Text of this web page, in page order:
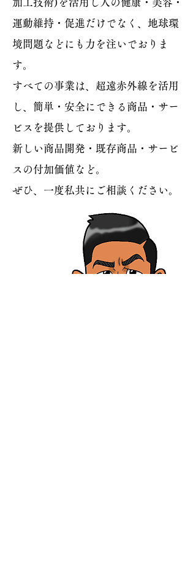
加工技術)を活用し人の健康・美容・
運動維持・促進だけでなく、地球環
境問題などにも力を注いでおりま
す。
​すべての事業は、超遠赤外線を活用
し、簡単・安全にできる商品・サー
ビスを提供しております。
新しい商品開発・既存商品・サービ
スの付加価値など。
​ぜひ、一度私共にご相談ください。